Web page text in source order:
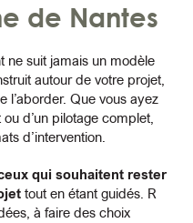
de Nantes
ne suit jamais un modèle
autour de votre projet,
l’aborder. Que vous ayez
d’un pilotage complet,
d’intervention.
qui souhaitent rester
tout en étant guidés. R
à faire des choix